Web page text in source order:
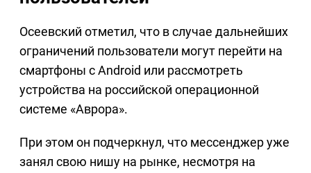
Осеевский отметил, что в случае дальнейших
ограничений пользователи могут перейти на
смартфоны с Android или рассмотреть
устройства на российской операционной
системе «Аврора».
При этом он подчеркнул, что мессенджер уже
занял свою нишу на рынке, несмотря на